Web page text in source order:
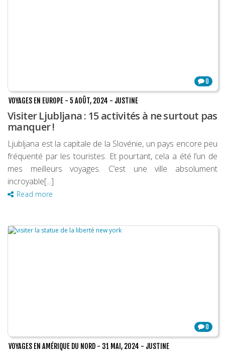
0
VOYAGES EN EUROPE - 5 AOÛT, 2024 - JUSTINE
Visiter Ljubljana : 15 activités à ne surtout pas
manquer !
Ljubljana est la capitale de la Slovénie, un pays encore peu
fréquenté par les touristes. Et pourtant, cela a été l’un de
mes meilleurs voyages. C’est une ville absolument
incroyable[...]
Read more
0
VOYAGES EN AMÉRIQUE DU NORD - 31 MAI, 2024 - JUSTINE